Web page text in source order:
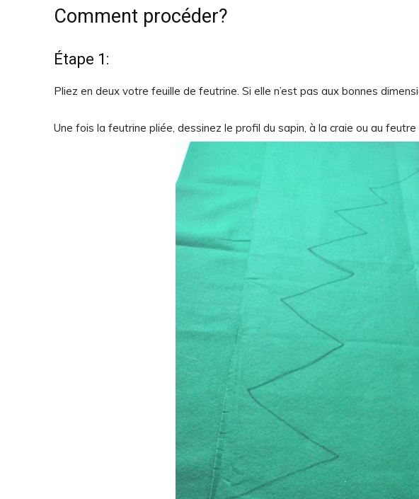
Comment procéder?
Étape 1:
Pliez en deux votre feuille de feutrine. Si elle n’est pas aux bonnes
Une fois la feutrine pliée, dessinez le profil du sapin, à la craie ou au feutre